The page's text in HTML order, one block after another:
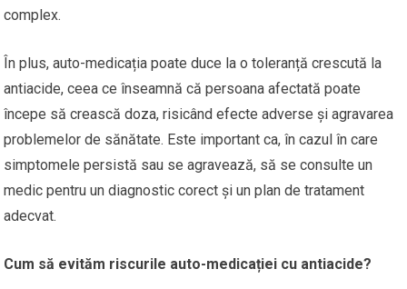
complex.
În plus, auto-medicația poate duce la o toleranță crescută la
antiacide, ceea ce înseamnă că persoana afectată poate
începe să crească doza, risicând efecte adverse și agravarea
problemelor de sănătate. Este important ca, în cazul în care
simptomele persistă sau se agravează, să se consulte un
medic pentru un diagnostic corect și un plan de tratament
adecvat.
Cum să evităm riscurile auto-medicației cu antiacide?